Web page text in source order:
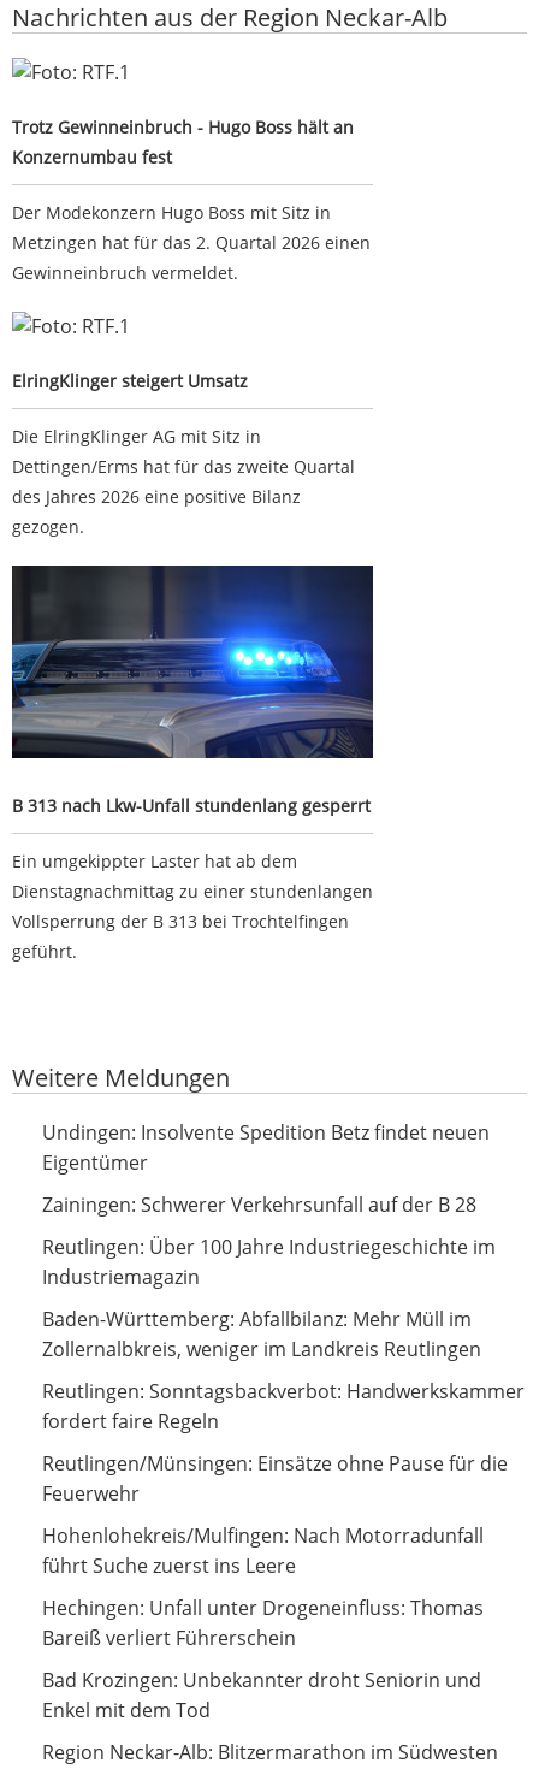
Nachrichten aus der Region Neckar-Alb
Trotz Gewinneinbruch - Hugo Boss hält an
Trotz Gewinneinbruch - Hugo Boss hält an
Konzernumbau fest
Der Modekonzern Hugo Boss mit Sitz in
Metzingen hat für das 2. Quartal 2026 einen
Gewinneinbruch vermeldet.
ElringKlinger steigert Umsatz
ElringKlinger steigert Umsatz
Die ElringKlinger AG mit Sitz in
Dettingen/Erms hat für das zweite Quartal
des Jahres 2026 eine positive Bilanz
gezogen.
B 313 nach Lkw-Unfall stundenlang gesperrt
Ein umgekippter Laster hat ab dem
Dienstagnachmittag zu einer stundenlangen
Vollsperrung der B 313 bei Trochtelfingen
geführt.
Weitere Meldungen
Insolvente Spedition Betz findet neuen Eigentümer
Undingen: Insolvente Spedition Betz findet neuen
Eigentümer
Schwerer Verkehrsunfall auf der B 28
Zainingen: Schwerer Verkehrsunfall auf der B 28
Über 100 Jahre Industriegeschichte im Industriemagazin
Reutlingen: Über 100 Jahre Industriegeschichte im
Industriemagazin
Abfallbilanz: Mehr Müll im Zollernalbkreis, weniger im
Landkreis Reutlingen
Baden-Württemberg: Abfallbilanz: Mehr Müll im
Zollernalbkreis, weniger im Landkreis Reutlingen
Sonntagsbackverbot: Handwerkskammer fordert faire
Regeln
Reutlingen: Sonntagsbackverbot: Handwerkskammer
fordert faire Regeln
Einsätze ohne Pause für die Feuerwehr
Reutlingen/Münsingen: Einsätze ohne Pause für die
Feuerwehr
Nach Motorradunfall führt Suche zuerst ins Leere
Hohenlohekreis/Mulfingen: Nach Motorradunfall
führt Suche zuerst ins Leere
Unfall unter Drogeneinfluss: Thomas Bareiß verliert
Führerschein
Hechingen: Unfall unter Drogeneinfluss: Thomas
Bareiß verliert Führerschein
Unbekannter droht Seniorin und Enkel mit dem Tod
Bad Krozingen: Unbekannter droht Seniorin und
Enkel mit dem Tod
Blitzermarathon im Südwesten startet
Region Neckar-Alb: Blitzermarathon im Südwesten